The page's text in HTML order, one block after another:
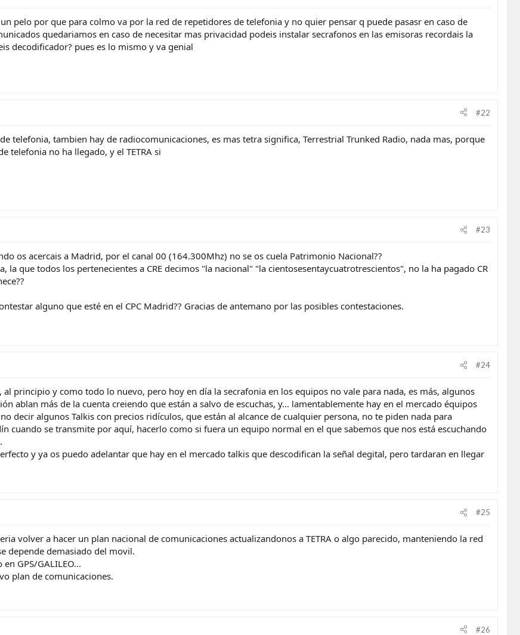
pelo por que para colmo va por la red de repetidores de telefonia y no quier pensar q puede pasasr en caso de
quedariamos en caso de necesitar mas privacidad podeis instalar secrafonos en las emisoras recordais la
decodificador? pues es lo mismo y va genial
#22
telefonia, tambien hay de radiocomunicaciones, es mas tetra significa, Terrestrial Trunked Radio, nada mas, porque
telefonia no ha llegado, y el TETRA si
#23
os acercais a Madrid, por el canal 00 (164.300Mhz) no se os cuela Patrimonio Nacional??
la que todos los pertenecientes a CRE decimos "la nacional" "la cientosesentaycuatrotrescientos", no la ha pagado CR
alguno que esté en el CPC Madrid?? Gracias de antemano por las posibles contestaciones.
#24
al principio y como todo lo nuevo, pero hoy en día la secrafonia en los equipos no vale para nada, es más, algunos
ablan más de la cuenta creiendo que están a salvo de escuchas, y... lamentablemente hay en el mercado équipos
decir algunos Talkis con precios ridículos, que están al alcance de cualquier persona, no te piden nada para
cuando se transmite por aquí, hacerlo como si fuera un equipo normal en el que sabemos que nos está escuchando
y ya os puedo adelantar que hay en el mercado talkis que descodifican la señal degital, pero tardaran en llegar
#25
volver a hacer un plan nacional de comunicaciones actualizandonos a TETRA o algo parecido, manteniendo la red
depende demasiado del movil.
GPS/GALILEO...
plan de comunicaciones.
#26